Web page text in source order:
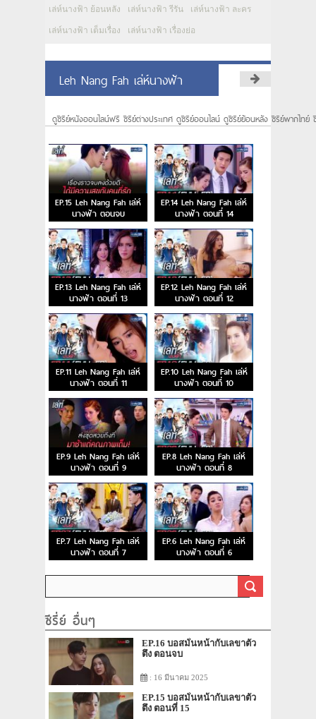
เล่ห์นางฟ้า ย้อนหลัง เล่ห์นางฟ้า รีรัน เล่ห์นางฟ้า ละคร
เล่ห์นางฟ้า เต็มเรื่อง เล่ห์นางฟ้า เรื่องย่อ
Leh Nang Fah เล่ห์นางฟ้า
ดูซีรีย์หนังออนไลน์ฟรี ซีรีย์ต่างประเทศ ดูซีรีย์ออนไลน์ ดูซีรีย์ย้อนหลัง ซีรีย์พากไทย์
EP.15 Leh Nang Fah เล่ห์
นางฟ้า ตอนจบ
EP.14 Leh Nang Fah เล่ห์
นางฟ้า ตอนที่ 14
EP.13 Leh Nang Fah เล่ห์
นางฟ้า ตอนที่ 13
EP.12 Leh Nang Fah เล่ห์
นางฟ้า ตอนที่ 12
EP.11 Leh Nang Fah เล่ห์
นางฟ้า ตอนที่ 11
EP.10 Leh Nang Fah เล่ห์
นางฟ้า ตอนที่ 10
EP.9 Leh Nang Fah เล่ห์
นางฟ้า ตอนที่ 9
EP.8 Leh Nang Fah เล่ห์
นางฟ้า ตอนที่ 8
EP.7 Leh Nang Fah เล่ห์
นางฟ้า ตอนที่ 7
EP.6 Leh Nang Fah เล่ห์
นางฟ้า ตอนที่ 6
ซีรี่ย์ อื่นๆ
EP.16 บอสมั่นหน้ากับเลขาตัว
ตึง ตอนจบ
: 16 มีนาคม 2025
EP.15 บอสมั่นหน้ากับเลขาตัว
ตึง ตอนที่ 15